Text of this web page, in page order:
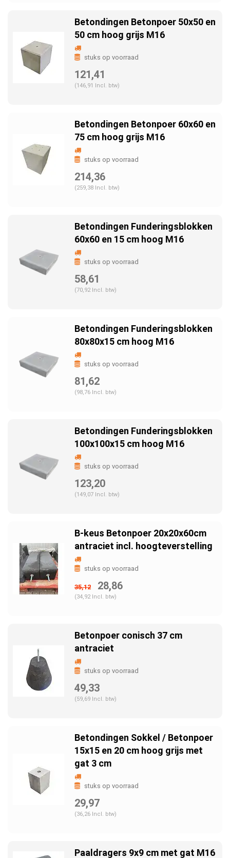
Betondingen Betonpoer 50x50 en
50 cm hoog grijs M16
stuks op voorraad
121,41
(146,91 Incl. btw)
Betondingen Betonpoer 60x60 en
75 cm hoog grijs M16
stuks op voorraad
214,36
(259,38 Incl. btw)
Betondingen Funderingsblokken
60x60 en 15 cm hoog M16
stuks op voorraad
58,61
(70,92 Incl. btw)
Betondingen Funderingsblokken
80x80x15 cm hoog M16
stuks op voorraad
81,62
(98,76 Incl. btw)
Betondingen Funderingsblokken
100x100x15 cm hoog M16
stuks op voorraad
123,20
(149,07 Incl. btw)
B-keus Betonpoer 20x20x60cm
antraciet incl. hoogteverstelling
stuks op voorraad
35,12 28,86
(34,92 Incl. btw)
Betonpoer conisch 37 cm
antraciet
stuks op voorraad
49,33
(59,69 Incl. btw)
Betondingen Sokkel / Betonpoer
15x15 en 20 cm hoog grijs met
gat 3 cm
stuks op voorraad
29,97
(36,26 Incl. btw)
Paaldragers 9x9 cm met gat M16